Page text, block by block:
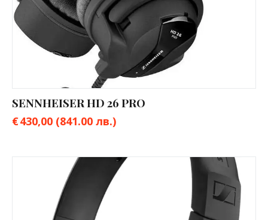
SENNHEISER HD 26 PRO
€430,00 (841.00 лв.)